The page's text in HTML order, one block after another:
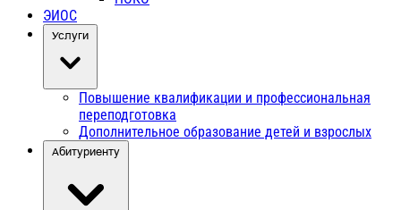
ЭИОС
Услуги
Повышение квалификации и профессиональная
переподготовка
Дополнительное образование детей и взрослых
Абитуриенту